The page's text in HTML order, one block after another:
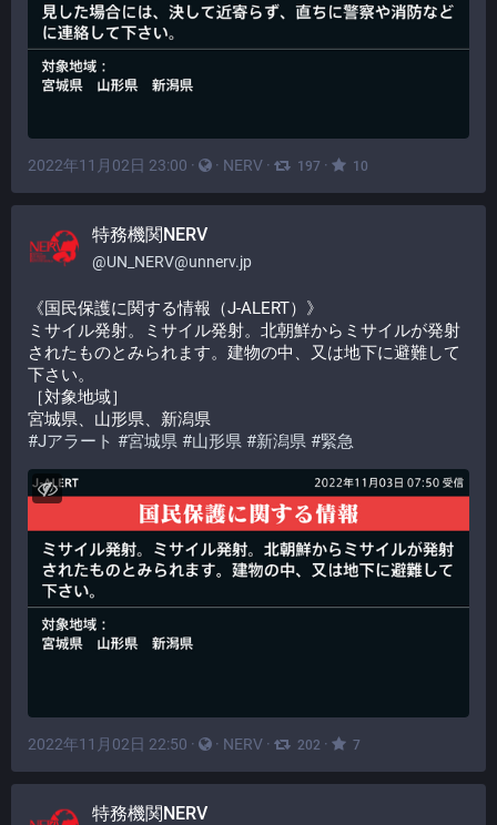
2022年11月02日 23:00 · · NERV · 197 · 10
特務機関NERV
@UN_NERV@unnerv.jp
《国民保護に関する情報（J-ALERT）》
ミサイル発射。ミサイル発射。北朝鮮からミサイルが発射
されたものとみられます。建物の中、又は地下に避難して
下さい。
［対象地域］
宮城県、山形県、新潟県
#Jアラート #宮城県 #山形県 #新潟県 #緊急
2022年11月02日 22:50 · · NERV · 202 · 7
特務機関NERV